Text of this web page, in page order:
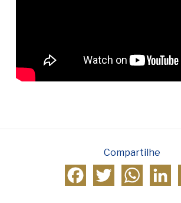
Compartilhe
FacebookTwitter